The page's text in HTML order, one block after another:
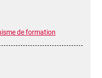
de formation